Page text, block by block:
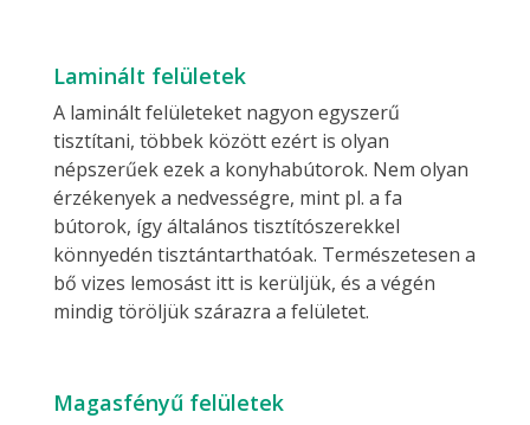
Laminált felületek
A laminált felületeket nagyon egyszerű
tisztítani, többek között ezért is olyan
népszerűek ezek a konyhabútorok. Nem olyan
érzékenyek a nedvességre, mint pl. a fa
bútorok, így általános tisztítószerekkel
könnyedén tisztántarthatóak. Természetesen a
bő vizes lemosást itt is kerüljük, és a végén
mindig töröljük szárazra a felületet.
Magasfényű felületek